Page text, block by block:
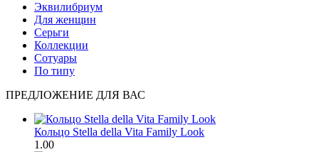
Эквилибриум
Для женщин
Серьги
Коллекции
Сотуары
По типу
ПРЕДЛОЖЕНИЕ ДЛЯ ВАС
Кольцо Stella della Vita Family Look
1.00